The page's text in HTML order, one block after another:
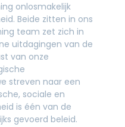
onlosmakelijk
Beide zitten in ons
team zet zich in
uitdagingen van de
van onze
streven naar een
sociale en
is één van de
gevoerd beleid.